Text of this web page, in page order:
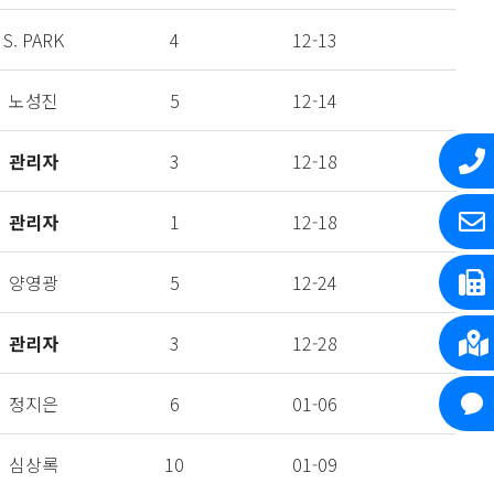
S. PARK 4 12-13
노성진 5 12-14
관리자 3 12-18
관리자 1 12-18
양영광 5 12-24
관리자 3 12-28
정지은 6 01-06
심상록 10 01-09